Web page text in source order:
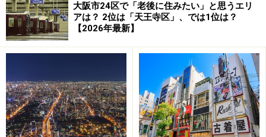
ったような気分が味わえます。ここではぶらぶらと散策
したり、お城グッズ、戦国武将グッズを物色したりし
て、次の目的地へと向かいましょう。
大阪市24区で「老後に住みたい」と思うエリ
アは？ 2位は「天王寺区」、では1位は？
【2026年最新】